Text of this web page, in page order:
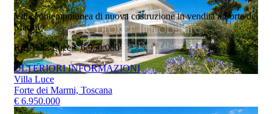
Villa contemporanea di nuova costruzione in vendita a Forte dei
Marmi
Rif. Villa Luce€ 6.950.000
ULTERIORI INFORMAZIONI
Villa Luce
Forte dei Marmi, Toscana
€ 6.950.000